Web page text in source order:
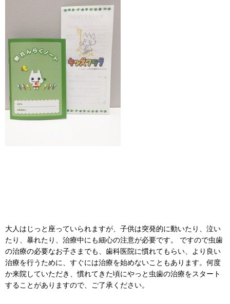
大人はじっと座っていられますが、子供は突発的に動いたり、泣い
たり、暴れたり、治療中にも細心の注意が必要です。 ですので虫歯
の治療の必要なお子さまでも、歯科医院に慣れてもらい、より良い
治療を行うために、すぐには治療を始めないこともあります。何度
か来院していただき、慣れてきた頃にやっと虫歯の治療をスタート
することがありますので、ご了承ください。